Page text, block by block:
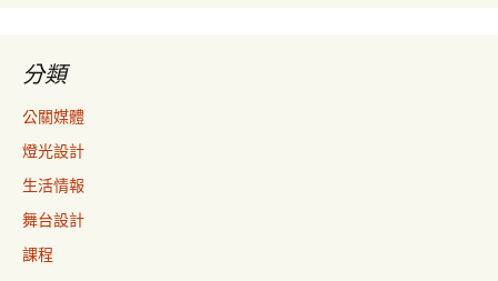
分類
公關媒體
燈光設計
生活情報
舞台設計
課程